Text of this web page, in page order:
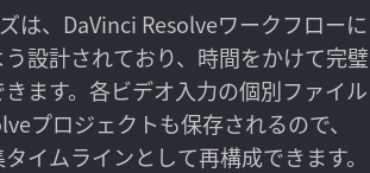
は、DaVinci Resolveワークフローに
設計されており、時間をかけて完璧
ます。各ビデオ入力の個別ファイル
プロジェクトも保存されるので、
イムラインとして再構成できます。